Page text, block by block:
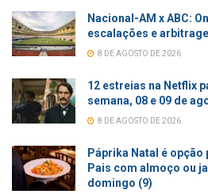
Nacional-AM x ABC:
escalações e
8 DE AGOSTO DE 2026
12 estreias na Netflix
semana, 08 e 09 de
8 DE AGOSTO DE 2026
Páprika Natal é opção
Pais com almoço ou
domingo (9)